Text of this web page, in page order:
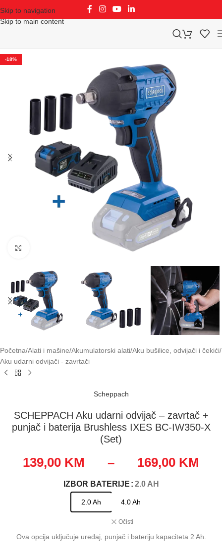
Skip to navigation
Skip to main content
-18%
Početna/Alati i mašine/Akumulatorski alati/Aku bušilice, odvijači i čekići/
Aku udarni odvijači - zavrtači
Scheppach
SCHEPPACH Aku udarni odvijač – zavrtač +
punjač i baterija Brushless IXES BC-IW350-X
(Set)
139,00 KM – 169,00 KM
IZBOR BATERIJE : 2.0 AH
2.0 Ah 4.0 Ah
Očisti
Ova opcija uključuje uređaj, punjač i bateriju kapaciteta 2 Ah.